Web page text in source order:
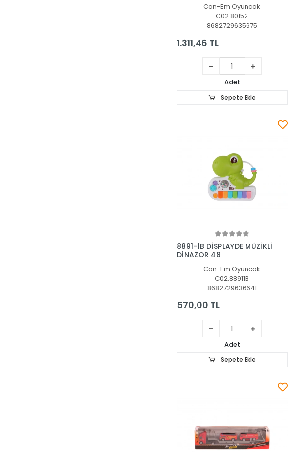
Can-Em Oyuncak
C02.80152
8682729635675
1.311,46 TL
Adet
Sepete Ekle
Sepete Ekle
8891-1B DİSPLAYDE MÜZİKLİ
DİNAZOR 48
Can-Em Oyuncak
C02.88911B
8682729636641
570,00 TL
Adet
Sepete Ekle